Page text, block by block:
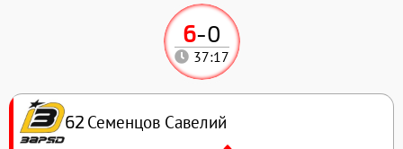
6-0
37:17
62 Семенцов Савелий